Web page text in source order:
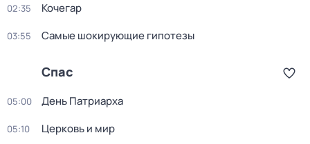
02:35 Koчегар
03:55 Самые шoкиpующие гипотезы
Спас
05:00 День Патриарха
05:10 Церковь и мир